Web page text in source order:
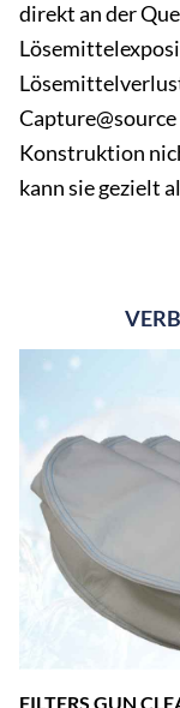
direkt an der
Konstruktion
kann sie gezielt
FILTERS GUN